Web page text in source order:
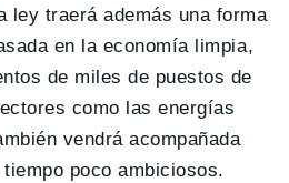
ley traerá además una forma
en la economía limpia,
de miles de puestos de
como las energías
vendrá acompañada
poco ambiciosos.